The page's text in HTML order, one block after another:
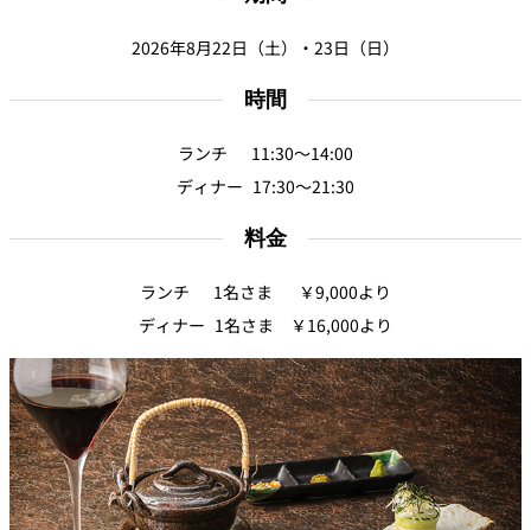
ルームサービ
パーティースペース
フト券 2026
レストランパ
ーティープラ
ン
レストラン個
室お祝いプラ
ン
ュフェア
～ポメリー ブ
リュット・ロ
ワイヤル～
自宅で味わう
ホテルのテイ
クアウトメニ
ュー
誕生日や記念
日のお祝いに
～アニバーサ
リー～
レストランご
法要プラン
チャペルでプ
ロポーズディ
ナープラン
よくあるご質
問
2026年8月22日（土）・23日（日）
時間
ランチ 11:30～14:00
ディナー 17:30～21:30
料金
ランチ 1名さま ￥9,000より
ディナー 1名さま ￥16,000より